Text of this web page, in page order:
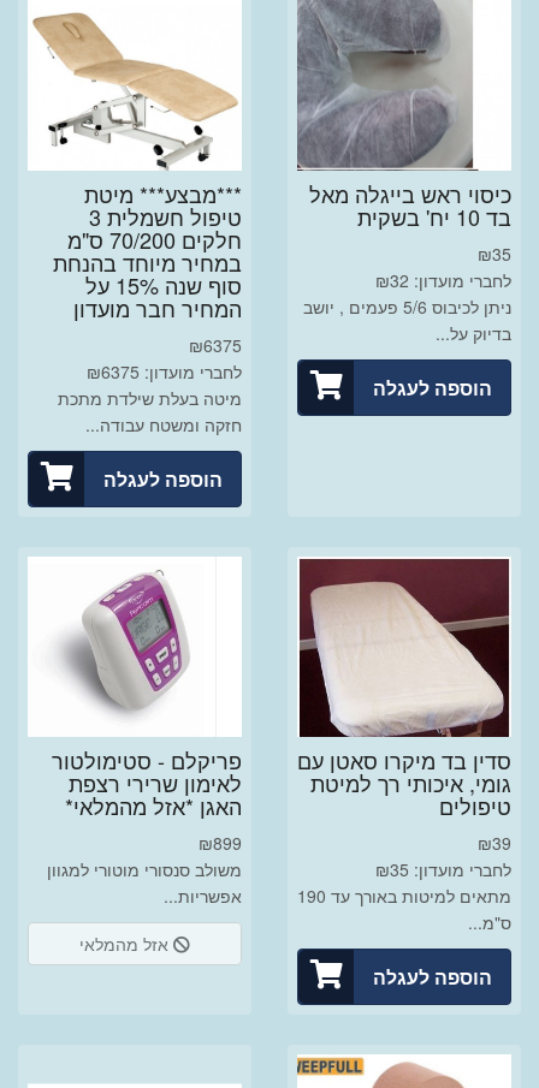
כיסוי ראש בייגלה מאל
בד 10 יח' בשקית
₪35
לחברי מועדון: ₪32
ניתן לכיבוס 5/6 פעמים , יושב
בדיוק על...
הוספה לעגלה
***מבצע*** מיטת
טיפול חשמלית 3
חלקים 70/200 ס"מ
במחיר מיוחד בהנחת
סוף שנה 15% על
המחיר חבר מועדון
₪6375
לחברי מועדון: ₪6375
מיטה בעלת שילדת מתכת
חזקה ומשטח עבודה...
הוספה לעגלה
סדין בד מיקרו סאטן עם
גומי, איכותי רך למיטת
טיפולים
₪39
לחברי מועדון: ₪35
מתאים למיטות באורך עד 190
ס"מ...
הוספה לעגלה
פריקלם - סטימולטור
לאימון שרירי רצפת
האגן *אזל מהמלאי*
₪899
משולב סנסורי מוטורי למגוון
אפשריות...
אזל מהמלאי